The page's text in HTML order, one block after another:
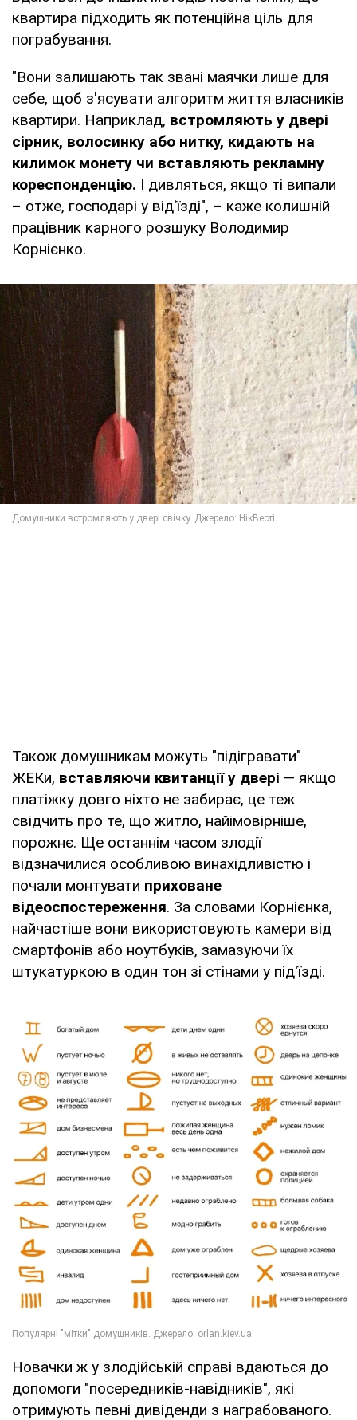
квартира підходить як потенційна ціль для
пограбування.
"Вони залишають так звані маячки лише для
себе, щоб з'ясувати алгоритм життя власників
квартири. Наприклад, встромляють у двері
сірник, волосинку або нитку, кидають на
килимок монету чи вставляють рекламну
кореспонденцію. І дивляться, якщо ті випали
– отже, господарі у від'їзді", – каже колишній
працівник карного розшуку Володимир
Корнієнко.
Також домушникам можуть "підігравати"
ЖЕКи, вставляючи квитанції у двері — якщо
платіжку довго ніхто не забирає, це теж
свідчить про те, що житло, найімовірніше,
порожнє. Ще останнім часом злодії
відзначилися особливою винахідливістю і
почали монтувати приховане
відеоспостереження. За словами Корнієнка,
найчастіше вони використовують камери від
смартфонів або ноутбуків, замазуючи їх
штукатуркою в один тон зі стінами у під'їзді.
Новачки ж у злодійській справі вдаються до
допомоги "посередників-навідників", які
отримують певні дивіденди з награбованого.